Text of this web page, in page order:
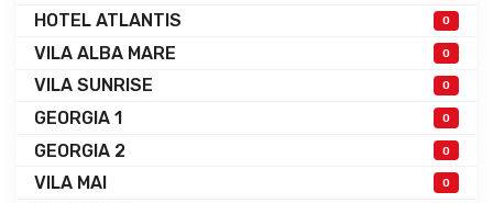
HOTEL ATLANTIS 0
VILA ALBA MARE 0
VILA SUNRISE 0
GEORGIA 1 0
GEORGIA 2 0
VILA MAI 0